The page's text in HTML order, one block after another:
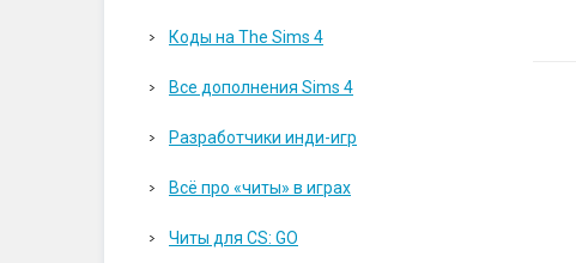
Коды на The Sims 4
Все дополнения Sims 4
Разработчики инди-игр
Всё про «читы» в играх
Читы для CS: GO